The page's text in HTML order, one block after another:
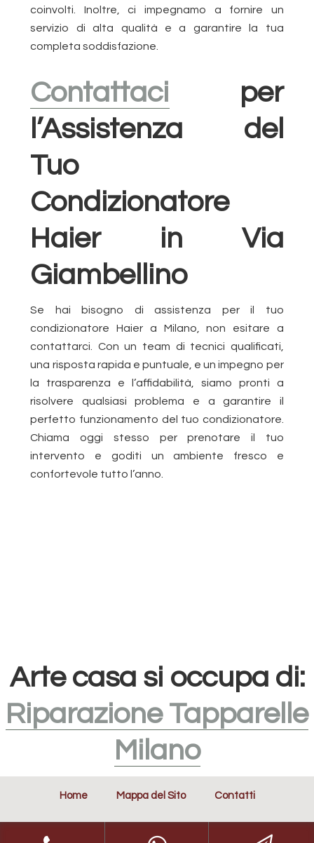
coinvolti. Inoltre, ci impegnamo a fornire un
servizio di alta qualità e a garantire la tua
completa soddisfazione.
Contattaci per
l’Assistenza del
Tuo
Condizionatore
Haier in Via
Giambellino
Se hai bisogno di assistenza per il tuo
condizionatore Haier a Milano, non esitare a
contattarci. Con un team di tecnici qualificati,
una risposta rapida e puntuale, e un impegno per
la trasparenza e l’affidabilità, siamo pronti a
risolvere qualsiasi problema e a garantire il
perfetto funzionamento del tuo condizionatore.
Chiama oggi stesso per prenotare il tuo
intervento e goditi un ambiente fresco e
confortevole tutto l’anno.
Arte casa si occupa di:
Riparazione Tapparelle
Milano
Home Mappa del Sito Contatti
Leggi L'informativa privacy -Richiesta Cancellazione Dati